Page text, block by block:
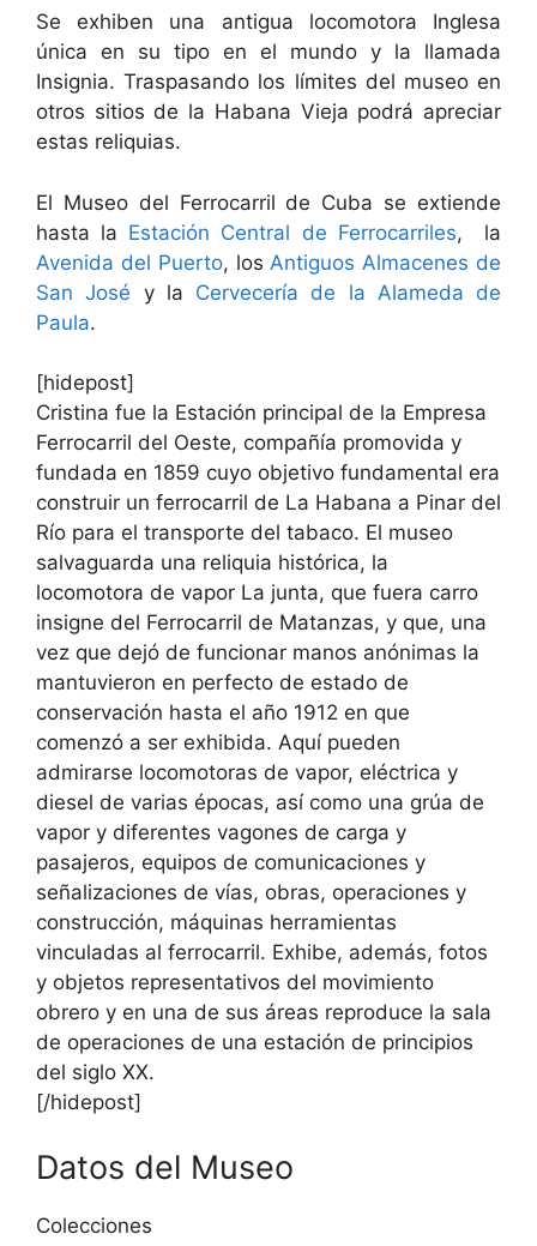
Se exhiben una antigua locomotora Inglesa
única en su tipo en el mundo y la llamada
Insignia. Traspasando los límites del museo en
otros sitios de la Habana Vieja podrá apreciar
estas reliquias.
El Museo del Ferrocarril de Cuba se extiende
hasta la Estación Central de Ferrocarriles, la
Avenida del Puerto, los Antiguos Almacenes de
San José y la Cervecería de la Alameda de
Paula.
[hidepost]
Cristina fue la Estación principal de la Empresa
Ferrocarril del Oeste, compañía promovida y
fundada en 1859 cuyo objetivo fundamental era
construir un ferrocarril de La Habana a Pinar del
Río para el transporte del tabaco. El museo
salvaguarda una reliquia histórica, la
locomotora de vapor La junta, que fuera carro
insigne del Ferrocarril de Matanzas, y que, una
vez que dejó de funcionar manos anónimas la
mantuvieron en perfecto de estado de
conservación hasta el año 1912 en que
comenzó a ser exhibida. Aquí pueden
admirarse locomotoras de vapor, eléctrica y
diesel de varias épocas, así como una grúa de
vapor y diferentes vagones de carga y
pasajeros, equipos de comunicaciones y
señalizaciones de vías, obras, operaciones y
construcción, máquinas herramientas
vinculadas al ferrocarril. Exhibe, además, fotos
y objetos representativos del movimiento
obrero y en una de sus áreas reproduce la sala
de operaciones de una estación de principios
del siglo XX.
[/hidepost]
Datos del Museo
Colecciones